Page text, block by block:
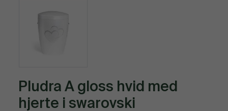
Pludra A gloss hvid med
hjerte i swarovski